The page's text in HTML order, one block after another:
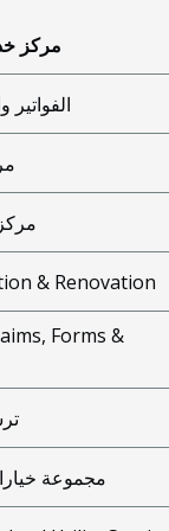
مركز
& Renovation
Forms &
مجموعة